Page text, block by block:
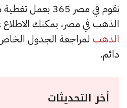
نقوم في مصر 365
الذهب في مصر، يمكنك
الذهب لمراجعة الجدول
دائم.
أخر التحديثات